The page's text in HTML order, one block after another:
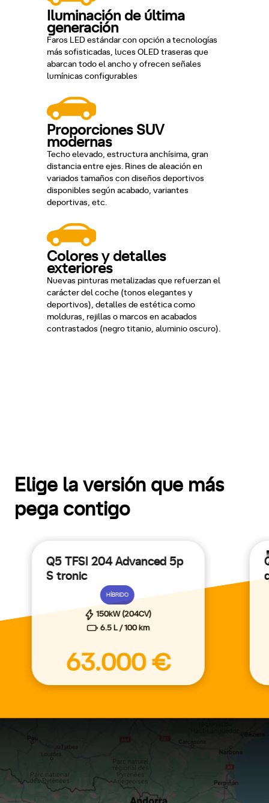
Iluminación de última
generación
Faros LED estándar con opción a tecnologías
más sofisticadas, luces OLED traseras que
abarcan todo el ancho y ofrecen señales
lumínicas configurables
Proporciones SUV
modernas
Techo elevado, estructura anchísima, gran
distancia entre ejes. Rines de aleación en
variados tamaños con diseños deportivos
disponibles según acabado, variantes
deportivas, etc.
Colores y detalles
exteriores
Nuevas pinturas metalizadas que refuerzan el
carácter del coche (tonos elegantes y
deportivos), detalles de estética como
molduras, rejillas o marcos en acabados
contrastados (negro titanio, aluminio oscuro).
Conoce los beneficios delPlan Auto+
la compra de vehículos eco.
Elige la versión que más
pega contigo
Q5 TFSI 204 Advanced 5p
S tronic
HÍBRIDO
150kW (204CV)
6.5 L / 100 km
63.000 €